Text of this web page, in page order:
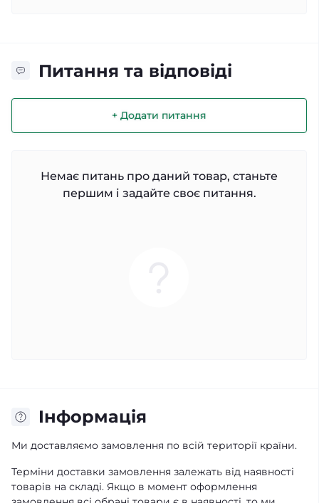
Питання та відповіді
+ Додати питання
Немає питань про даний товар, станьте
першим і задайте своє питання.
Iнформація
Ми доставляємо замовлення по всій території країни.
Терміни доставки замовлення залежать від наявності
товарів на складі. Якщо в момент оформлення